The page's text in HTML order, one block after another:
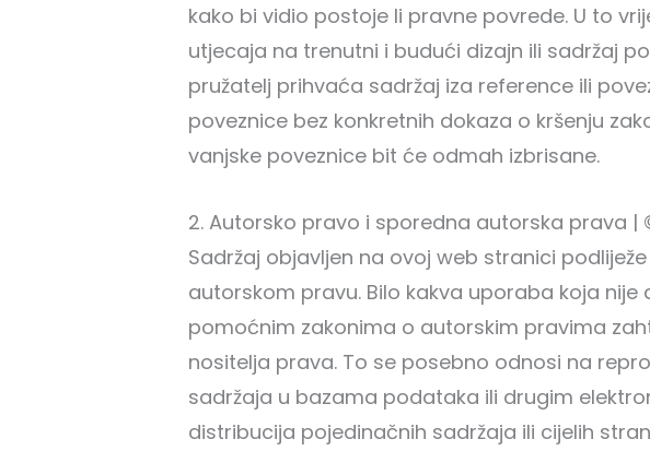
kako bi vidio postoje li pravne povrede. U to
utjecaja na trenutni i budući dizajn ili sadržaj
pružatelj prihvaća sadržaj iza reference ili
poveznice bez konkretnih dokaza o kršenju
vanjske poveznice bit će odmah izbrisane.
2. Autorsko pravo i sporedna autorska prava |
Sadržaj objavljen na ovoj web stranici
autorskom pravu. Bilo kakva uporaba koja
pomoćnim zakonima o autorskim pravima
nositelja prava. To se posebno odnosi na
sadržaja u bazama podataka ili drugim
distribucija pojedinačnih sadržaja ili cijelih